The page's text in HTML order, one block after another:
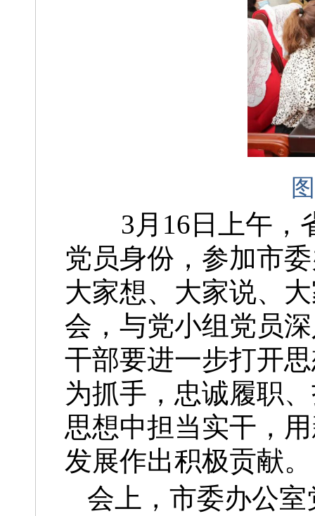
3 月 16 日上午，
党员身份，参加市
大家想、大家说、
会，与党小组党员
干部要进一步打开
为抓手，忠诚履职
思想中担当实干，
发展作出积极贡献。
会上，市委办公